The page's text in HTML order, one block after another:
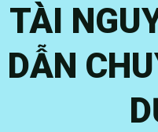
TÀI
DẪN